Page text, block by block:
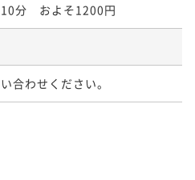
分　およそ1200円
合わせください。